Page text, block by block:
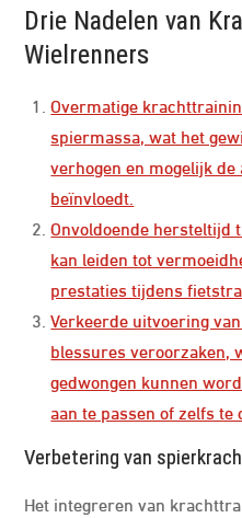
Drie Nadelen van
Wielrenners
Overmatige
spiermassa, wat het
verhogen en mogelijk
beïnvloedt.
Onvoldoende hersteltijd
kan leiden tot
prestaties tijdens
Verkeerde uitvoering
blessures veroorzaken,
gedwongen kunnen
aan te passen of zelfs te
Verbetering van
Het integreren van